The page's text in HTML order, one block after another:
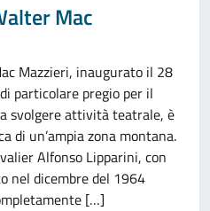
Mac
Mazzieri, inaugurato il 28
particolare pregio per il
svolgere attività teatrale, è
di un’ampia zona montana.
Alfonso Lipparini, con
nel dicembre del 1964
[…]